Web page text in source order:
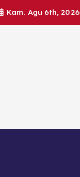
Kam. Agu 6th, 2026